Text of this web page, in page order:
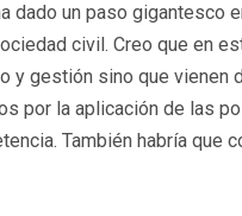
un paso gigantesco
civil. Creo que en
gestión sino que vienen
por la aplicación de las
También habría